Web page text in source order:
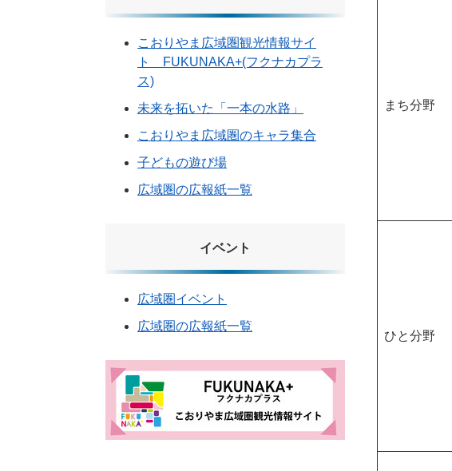
まち分野
ひと分野
こおりやま広域圏観光情報サイ
ト FUKUNAKA+(フクナカプラ
ス)
未来を拓いた「一本の水路」
こおりやま広域圏のキャラ集合
子どもの遊び場
広域圏の広報紙一覧
イベント
広域圏イベント
広域圏の広報紙一覧